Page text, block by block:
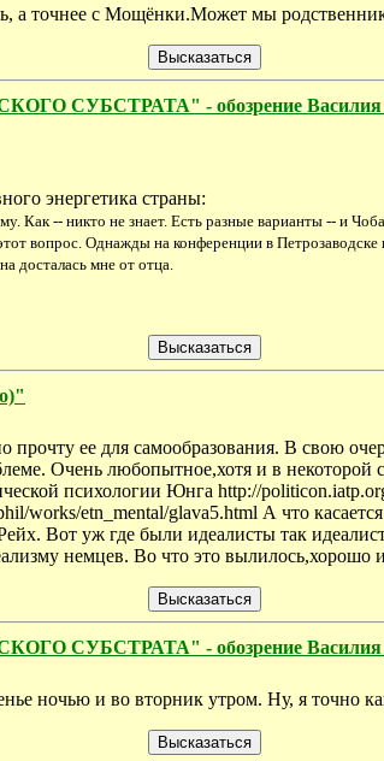
а точнее с Мощёнки.Может мы
- обозрение Василия
энергетика страны:
Как -- никто не знает. Есть разные варианты -- и
вопрос. Однажды на конференции в
досталась мне от отца.
ее для самообразования. В свою
Очень любопытное,хотя и в
психологии Юнга http://
works/etn_mental/glava5.html А что
Вот уж где были идеалисты так
немцев. Во что это вылилось,хорошо
- обозрение Василия
ночью и во вторник утром. Ну, я точно